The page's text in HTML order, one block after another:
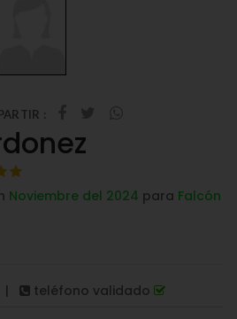
:
Noviembre del 2024 para Falcón
| teléfono validado